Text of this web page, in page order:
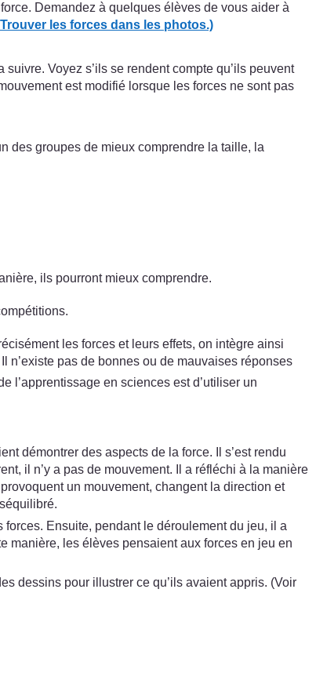
Demandez à quelques élèves de vous aider à
les forces dans les photos.)
Voyez s’ils se rendent compte qu’ils peuvent
est modifié lorsque les forces ne sont pas
des groupes de mieux comprendre la taille, la
ils pourront mieux comprendre.
les forces et leurs effets, on intègre ainsi
Il n’existe pas de bonnes ou de mauvaises réponses
l’apprentissage en sciences est d’utiliser un
démontrer des aspects de la force. Il s’est rendu
il n’y a pas de mouvement. Il a réfléchi à la manière
un mouvement, changent la direction et
Ensuite, pendant le déroulement du jeu, il a
manière, les élèves pensaient aux forces en jeu en
dessins pour illustrer ce qu’ils avaient appris. (Voir